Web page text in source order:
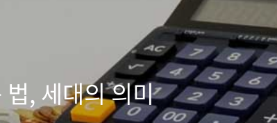
, 세대의 의미